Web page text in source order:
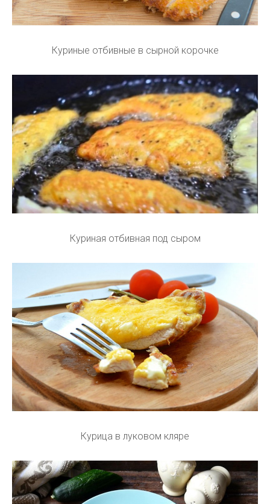
Куриные отбивные в сырной корочке
Куриная отбивная под сыром
Курица в луковом кляре